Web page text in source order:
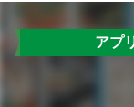
アプ